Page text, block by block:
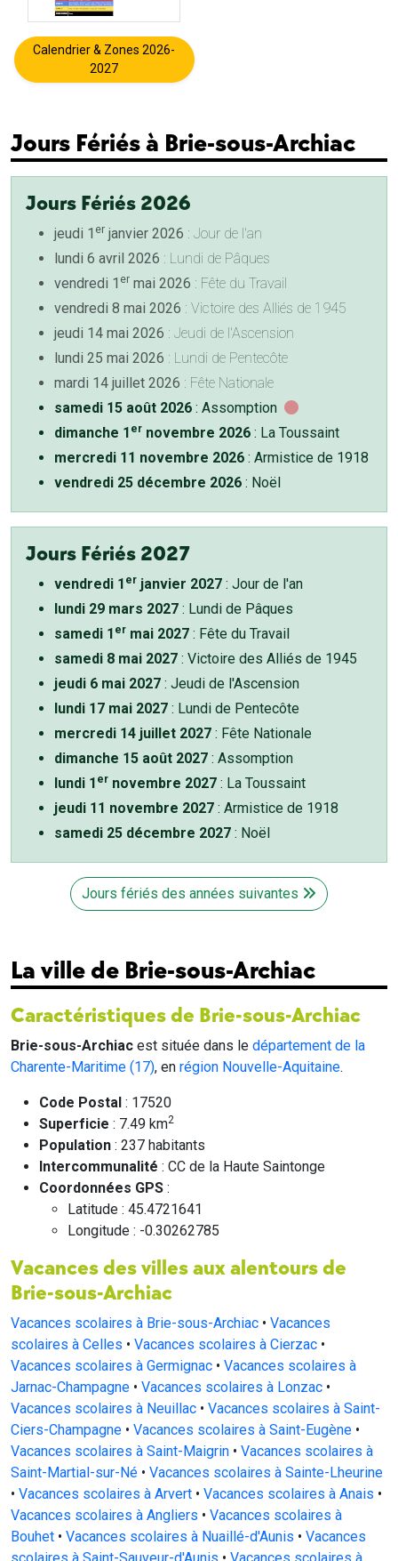
Calendrier & Zones 2026-
2027
Jours Fériés à Brie-sous-Archiac
Jours Fériés 2026
jeudi 1 er janvier 2026 : Jour de l'an
lundi 6 avril 2026 : Lundi de Pâques
vendredi 1 er mai 2026 : Fête du Travail
vendredi 8 mai 2026 : Victoire des Alliés de 1945
jeudi 14 mai 2026 : Jeudi de l'Ascension
lundi 25 mai 2026 : Lundi de Pentecôte
mardi 14 juillet 2026 : Fête Nationale
samedi 15 août 2026 : Assomption
dimanche 1 er novembre 2026 : La Toussaint
mercredi 11 novembre 2026 : Armistice de 1918
vendredi 25 décembre 2026 : Noël
Jours Fériés 2027
vendredi 1 er janvier 2027 : Jour de l'an
lundi 29 mars 2027 : Lundi de Pâques
samedi 1 er mai 2027 : Fête du Travail
samedi 8 mai 2027 : Victoire des Alliés de 1945
jeudi 6 mai 2027 : Jeudi de l'Ascension
lundi 17 mai 2027 : Lundi de Pentecôte
mercredi 14 juillet 2027 : Fête Nationale
dimanche 15 août 2027 : Assomption
lundi 1 er novembre 2027 : La Toussaint
jeudi 11 novembre 2027 : Armistice de 1918
samedi 25 décembre 2027 : Noël
Jours fériés des années suivantes
La ville de Brie-sous-Archiac
Caractéristiques de Brie-sous-Archiac
Brie-sous-Archiac est située dans le département de la
Charente-Maritime (17), en région Nouvelle-Aquitaine.
Code Postal : 17520
Superficie : 7.49 km2
Population : 237 habitants
Intercommunalité : CC de la Haute Saintonge
Coordonnées GPS :
Latitude : 45.4721641
Longitude : -0.30262785
Vacances des villes aux alentours de
Brie-sous-Archiac
Vacances scolaires à Brie-sous-Archiac • Vacances
scolaires à Celles • Vacances scolaires à Cierzac •
Vacances scolaires à Germignac • Vacances scolaires à
Jarnac-Champagne • Vacances scolaires à Lonzac •
Vacances scolaires à Neuillac • Vacances scolaires à Saint-
Ciers-Champagne • Vacances scolaires à Saint-Eugène •
Vacances scolaires à Saint-Maigrin • Vacances scolaires à
Saint-Martial-sur-Né • Vacances scolaires à Sainte-Lheurine
• Vacances scolaires à Arvert • Vacances scolaires à Anais •
Vacances scolaires à Angliers • Vacances scolaires à
Bouhet • Vacances scolaires à Nuaillé-d'Aunis • Vacances